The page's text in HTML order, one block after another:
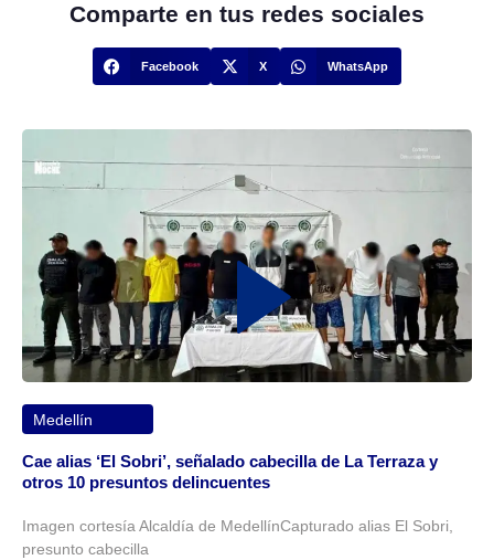
Comparte en tus redes sociales
Facebook X WhatsApp
Medellín
Cae alias ‘El Sobri’, señalado cabecilla de La Terraza y
otros 10 presuntos delincuentes
Imagen cortesía Alcaldía de MedellínCapturado alias El Sobri,
presunto cabecilla